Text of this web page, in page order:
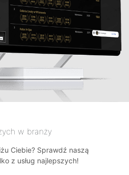
w branży
Ciebie? Sprawdź naszą
z usług najlepszych!